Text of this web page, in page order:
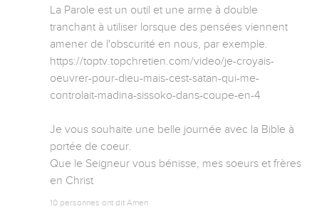
La Parole est un outil et une arme à double
tranchant à utiliser lorsque des pensées viennent
amener de l'obscurité en nous, par exemple.
https://toptv.topchretien.com/video/je-croyais-
oeuvrer-pour-dieu-mais-cest-satan-qui-me-
controlait-madina-sissoko-dans-coupe-en-4
Je vous souhaite une belle journée avec la Bible à
portée de coeur.
Que le Seigneur vous bénisse, mes soeurs et frères
en Christ
10 personnes ont dit Amen